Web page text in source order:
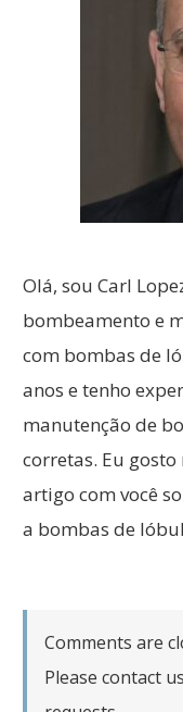
Olá, sou Carl
bombeamento e
com bombas de
anos e tenho
manutenção de
corretas. Eu
artigo com você
a bombas de
Comments are
Please contact